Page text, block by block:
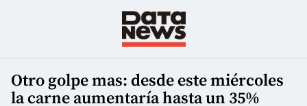
Otro golpe mas: desde este miércoles
la carne aumentaría hasta un 35%